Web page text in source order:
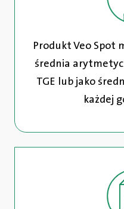
Produkt Veo Spot
średnia
TGE lub jako
każdej